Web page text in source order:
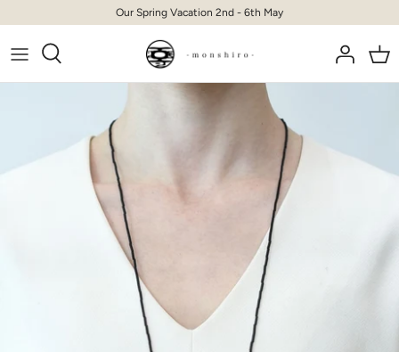
content
Our Spring Vacation 2nd - 6th May